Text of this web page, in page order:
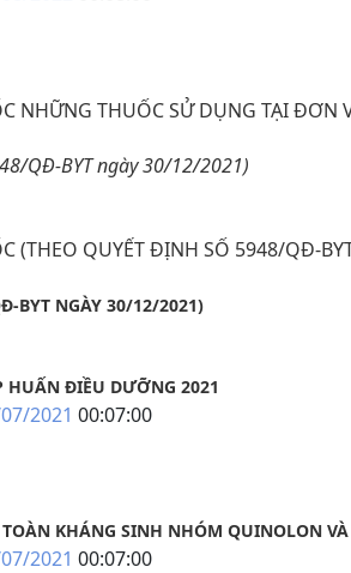
QĐ-BYT ngày 30/12/2021)
BYT NGÀY 30/12/2021)
HUẤN ĐIỀU DƯỠNG 2021
2021 00:07:00
KHÁNG SINH NHÓM QUINOLON
2021 00:07:00